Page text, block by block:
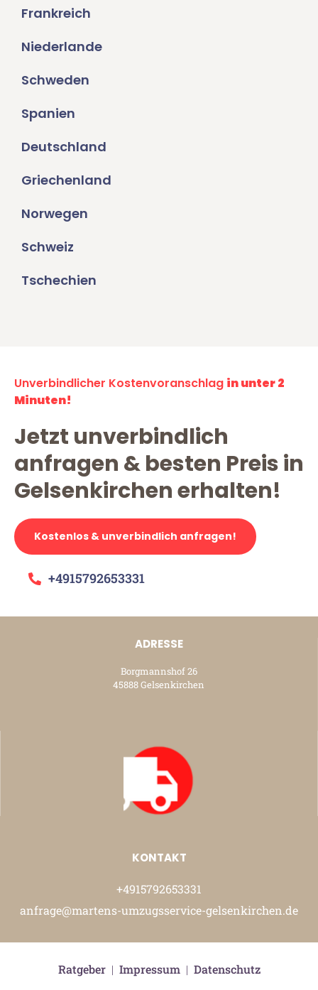
Frankreich
Niederlande
Schweden
Spanien
Deutschland
Griechenland
Norwegen
Schweiz
Tschechien
Unverbindlicher Kostenvoranschlag in unter 2
Minuten!
Jetzt unverbindlich
anfragen & besten Preis in
Gelsenkirchen erhalten!
Kostenlos & unverbindlich anfragen!
+4915792653331
ADRESSE
Borgmannshof 26
45888 Gelsenkirchen
KONTAKT
+4915792653331
anfrage@martens-umzugsservice-gelsenkirchen.de
Ratgeber| Impressum| Datenschutz